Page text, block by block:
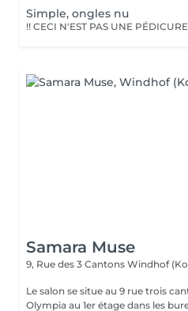
Simple, ongles nu
Samara Muse
9, Rue des 3 Cantons Windhof
Le salon se situe au 9 rue trois
Olympia au 1er étage dans les